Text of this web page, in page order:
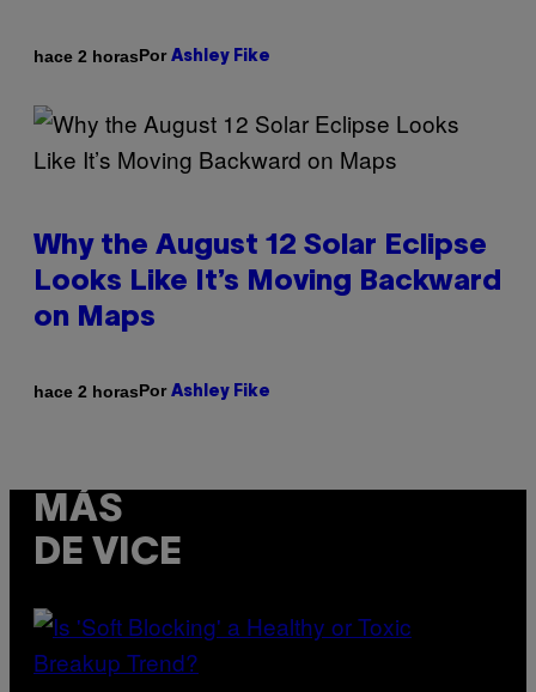
hace 2 horasPor Ashley Fike
Why the August 12 Solar Eclipse
Looks Like It’s Moving Backward
on Maps
hace 2 horasPor Ashley Fike
MÁS
DE VICE